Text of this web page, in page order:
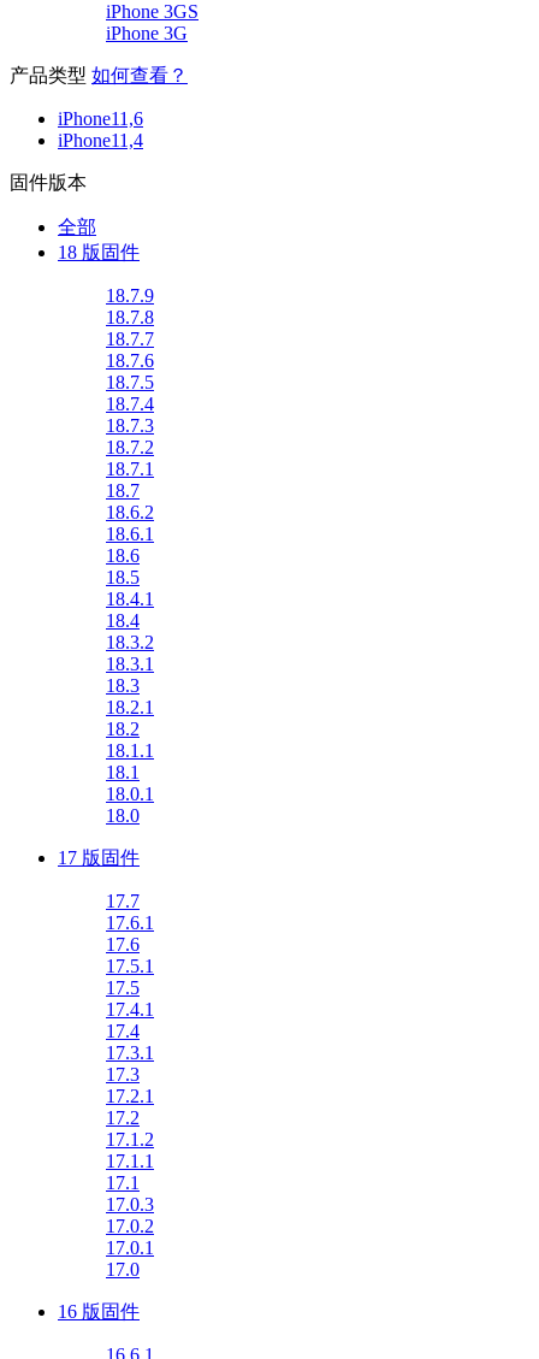
iPhone 3GS
iPhone 3G
产品类型 如何查看？
iPhone11,6
iPhone11,4
固件版本
全部
18 版固件
18.7.9
18.7.8
18.7.7
18.7.6
18.7.5
18.7.4
18.7.3
18.7.2
18.7.1
18.7
18.6.2
18.6.1
18.6
18.5
18.4.1
18.4
18.3.2
18.3.1
18.3
18.2.1
18.2
18.1.1
18.1
18.0.1
18.0
17 版固件
17.7
17.6.1
17.6
17.5.1
17.5
17.4.1
17.4
17.3.1
17.3
17.2.1
17.2
17.1.2
17.1.1
17.1
17.0.3
17.0.2
17.0.1
17.0
16 版固件
16.6.1